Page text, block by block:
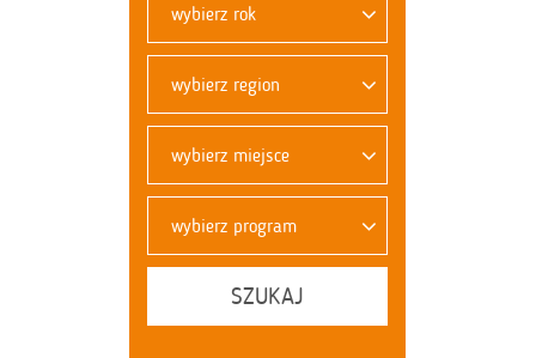
wybierz rok
wybierz region
wybierz miejsce
wybierz program
SZUKAJ